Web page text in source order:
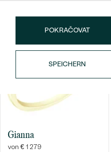
Bestseller
POKRAČOVAT
SPEICHERN
Gianna
von € 1 279